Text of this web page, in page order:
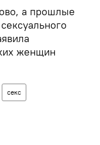
а прошлые
женщин
секс